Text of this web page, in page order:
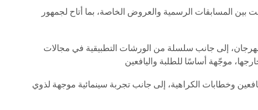
المسابقات الرسمية والعروض الخاصة، بما أتاح لجمهور
إلى جانب سلسلة من الورشات التطبيقية في مجالات
وخطابات الكراهية، إلى جانب تجربة سينمائية موجهة لذوي